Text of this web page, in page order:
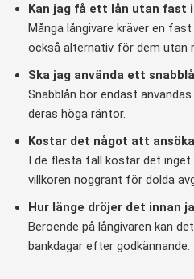
Kan jag få ett lån utan fast
Många långivare kräver en
också alternativ för dem utan
Ska jag använda ett
Snabblån bör endast
deras höga räntor.
Kostar det något att
I de flesta fall kostar det
villkoren noggrant för dolda
Hur länge dröjer det innan
Beroende på långivaren kan
bankdagar efter godkännande.